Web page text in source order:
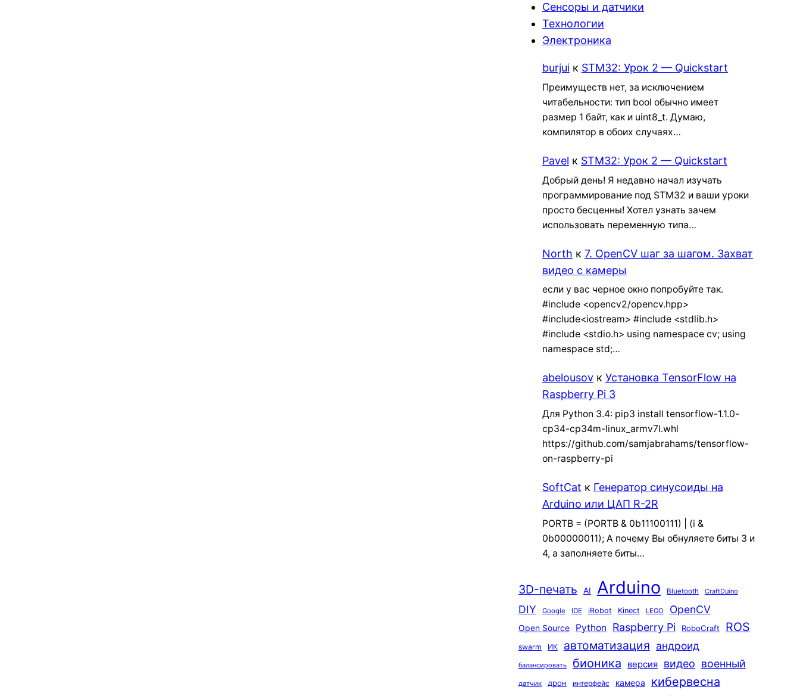
Сенсоры и датчики
Технологии
Электроника
burjuiк STM32: Урок 2 — Quickstart
Преимуществ нет, за исключением
читабельности: тип bool обычно имеет
размер 1 байт, как и uint8_t. Думаю,
компилятор в обоих случаях…
Pavel к STM32: Урок 2 — Quickstart
Добрый день! Я недавно начал изучать
программирование под STM32 и ваши уроки
просто бесценны! Хотел узнать зачем
использовать переменную типа…
North к 7. OpenCV шаг за шагом. Захват
видео с камеры
если у вас черное окно попробуйте так.
#include <opencv2/opencv.hpp>
#include<iostream> #include <stdlib.h>
#include <stdio.h> using namespace cv; using
namespace std;…
abelousovк Установка TensorFlow на
Raspberry Pi 3
Для Python 3.4: pip3 install tensorflow-1.1.0-
cp34-cp34m-linux_armv7l.whl
https://github.com/samjabrahams/tensorflow-
on-raspberry-pi
SoftCat к Генератор синусоиды на
Arduino или ЦАП R-2R
PORTB = (PORTB & 0b11100111) | (i &
0b00000011); А почему Вы обнуляете биты 3 и
4, а заполняете биты…
3D-печать AI Arduino Bluetooth CraftDuino
DIY Google IDE iRobot Kinect LEGO OpenCV
Open Source Python Raspberry Pi RoboCraft ROS
swarm ИК автоматизация андроид
балансировать бионика версия видео военный
датчик дрон интерфейс камера кибервесна